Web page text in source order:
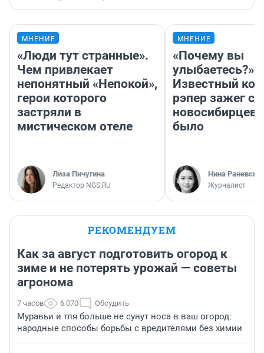
МНЕНИЕ
«Люди тут странные».
Чем привлекает
непонятный «Непокой»,
герои которого
застряли в
мистическом отеле
Лиза Пичугина
Редактор NGS.RU
МНЕНИЕ
«Почему вы
улыбаетесь?»
Известный
рэпер зажег с
новосибирцев:
было
Нина
Журналист
РЕКОМЕНДУЕМ
Как за август подготовить огород к
зиме и не потерять урожай — советы
агронома
7 часов 6 070 Обсудить
Муравьи и тля больше не сунут носа в ваш огород:
народные способы борьбы с вредителями без химии